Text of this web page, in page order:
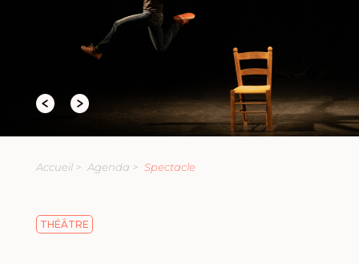
Accueil > Agenda > Spectacle
THÉÂTRE